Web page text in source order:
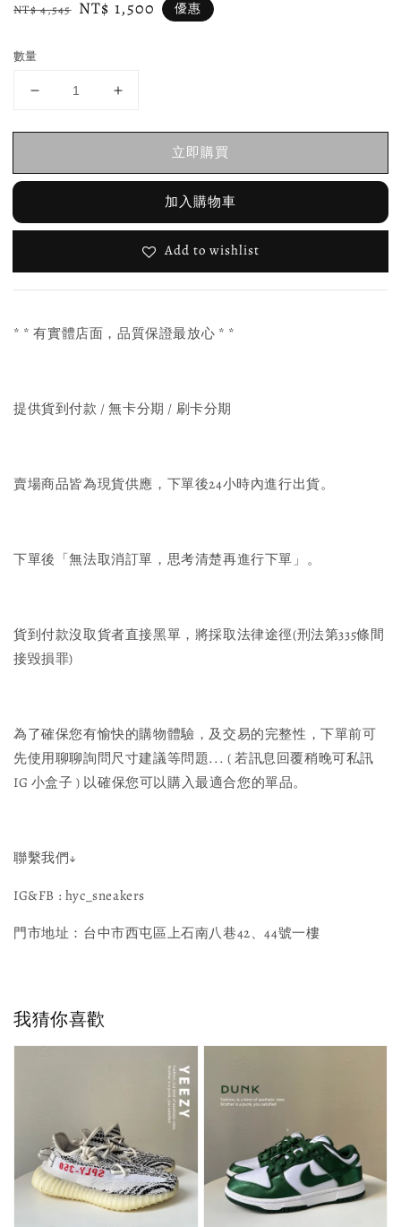
Regular
NT$ 4,545 Sale
NT$ 1,500 優惠
數量
立即購買
加入購物車
Add to wishlist
* * 有實體店面，品質保證最放心 * *
提供貨到付款 / 無卡分期 / 刷卡分期
賣場商品皆為現貨供應，下單後24小時內進行出貨。
下單後「無法取消訂單，思考清楚再進行下單」。
貨到付款沒取貨者直接黑單，將採取法律途徑(刑法第335條間
接毀損罪)
為了確保您有愉快的購物體驗，及交易的完整性，下單前可
先使用聊聊詢問尺寸建議等問題... ( 若訊息回覆稍晚可私訊
IG 小盒子 ) 以確保您可以購入最適合您的單品。
聯繫我們↓
IG&FB : hyc_sneakers
門市地址：台中市西屯區上石南八巷42、44號一樓
我猜你喜歡